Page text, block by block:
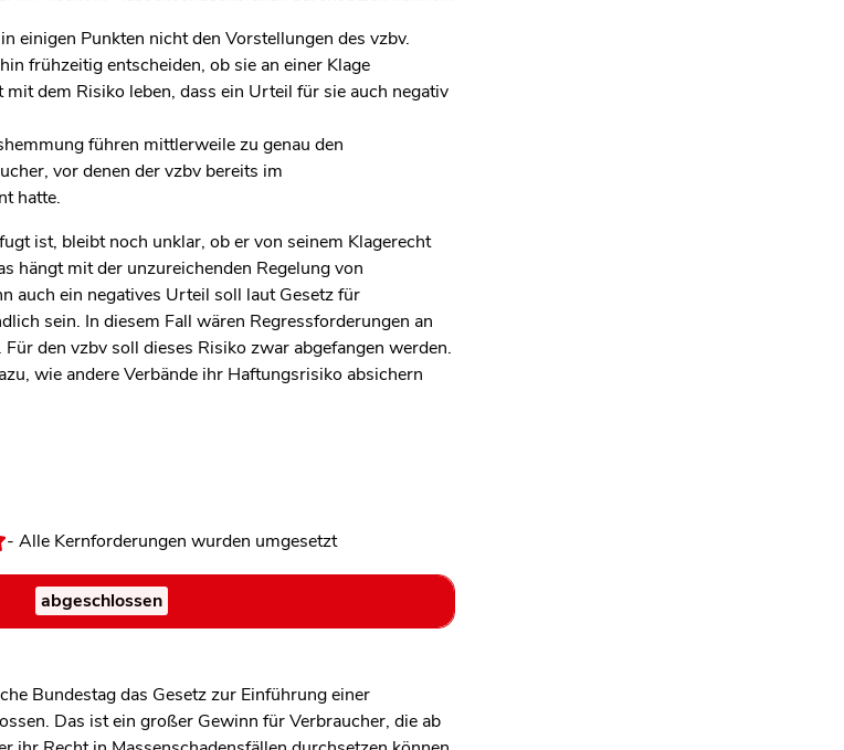
einigen Punkten nicht den Vorstellungen des vzbv.
frühzeitig entscheiden, ob sie an einer Klage
dem Risiko leben, dass ein Urteil für sie auch negativ
führen mittlerweile zu genau den
vor denen der vzbv bereits im
hatte.
ist, bleibt noch unklar, ob er von seinem Klagerecht
hängt mit der unzureichenden Regelung von
auch ein negatives Urteil soll laut Gesetz für
sein. In diesem Fall wären Regressforderungen an
den vzbv soll dieses Risiko zwar abgefangen werden.
wie andere Verbände ihr Haftungsrisiko absichern
- Alle Kernforderungen wurden umgesetzt
abgeschlossen
Bundestag das Gesetz zur Einführung einer
Das ist ein großer Gewinn für Verbraucher, die ab